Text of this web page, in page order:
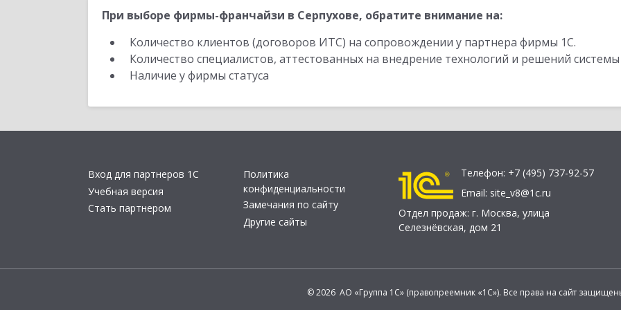
При выборе фирмы-франчайзи в Серпухове, обратите внимание на:
Количество клиентов (договоров ИТС) на сопровождении у партнера фирмы 1С.
Количество специалистов, аттестованных на внедрение технологий и решений
Наличие у фирмы статуса
Вход для партнеров 1С
Учебная версия
Стать партнером
Политика
конфиденциальности
Замечания по сайту
Другие сайты
Телефон: +7 (495) 737-92-57
Email: site_v8@1c.ru
Отдел продаж: г. Москва, улица
Селезнёвская, дом 21
© 2026 АО «Группа 1С» (правопреемник «1С»). Все права на сайт